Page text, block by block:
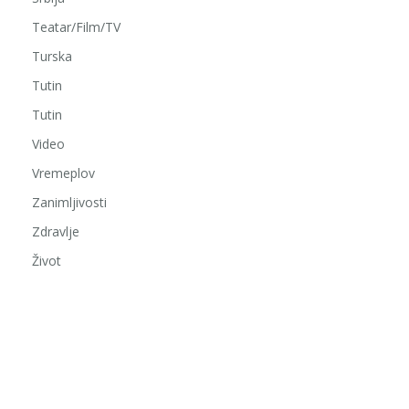
Teatar/Film/TV
Turska
Tutin
Tutin
Video
Vremeplov
Zanimljivosti
Zdravlje
Život